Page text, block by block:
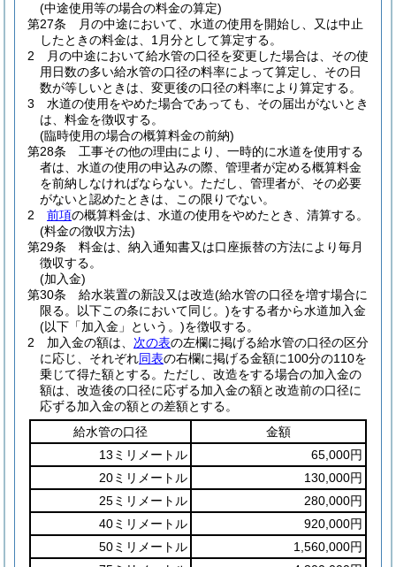
(中途使用等の場合の料金の算定)
第27条
月の中途において、水道の使用を開始し、又は中止
したときの料金は、1月分として算定する。
2
月の中途において給水管の口径を変更した場合は、その使
用日数の多い給水管の口径の料率によって算定し、その日
数が等しいときは、変更後の口径の料率により算定する。
3
水道の使用をやめた場合であっても、その届出がないとき
は、料金を徴収する。
(臨時使用の場合の概算料金の前納)
第28条
工事その他の理由により、一時的に水道を使用する
者は、水道の使用の申込みの際、管理者が定める概算料金
を前納しなければならない。 ただし、管理者が、その必要
がないと認めたときは、この限りでない。
2
前項の概算料金は、水道の使用をやめたとき、清算する。
(料金の徴収方法)
第29条
料金は、納入通知書又は口座振替の方法により毎月
徴収する。
(加入金)
第30条
給水装置の新設又は改造(給水管の口径を増す場合に
限る。以下この条において同じ。)をする者から水道加入金
(以下「加入金」という。)を徴収する。
2
加入金の額は、 次の表の左欄に掲げる給水管の口径の区分
に応じ、それぞれ同表の右欄に掲げる金額に100分の110を
乗じて得た額とする。 ただし、改造をする場合の加入金の
額は、改造後の口径に応ずる加入金の額と改造前の口径に
応ずる加入金の額との差額とする。
給水管の口径
金額
13ミリメートル
65,000円
20ミリメートル
130,000円
25ミリメートル
280,000円
40ミリメートル
920,000円
50ミリメートル
1,560,000円